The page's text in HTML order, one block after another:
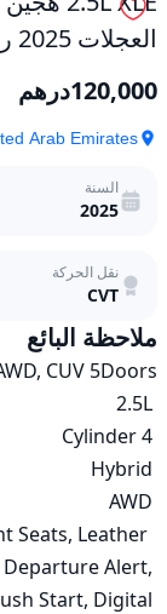
العجلات 2025 راف4 تويوتا
120,000درهم
Arab Emirates
السنة
2025
نقل الحركة
CVT
ملاحظة البائع
Seats, Leather
Departure Alert,
Start, Digital